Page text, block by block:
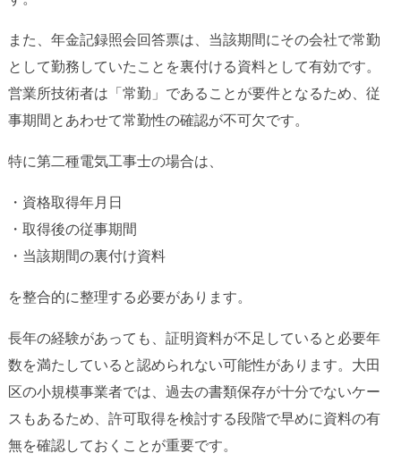
また、年金記録照会回答票は、当該期間にその会社で常勤
として勤務していたことを裏付ける資料として有効です。
営業所技術者は「常勤」であることが要件となるため、従
事期間とあわせて常勤性の確認が不可欠です。
特に第二種電気工事士の場合は、
・資格取得年月日
・取得後の従事期間
・当該期間の裏付け資料
を整合的に整理する必要があります。
長年の経験があっても、証明資料が不足していると必要年
数を満たしていると認められない可能性があります。大田
区の小規模事業者では、過去の書類保存が十分でないケー
スもあるため、許可取得を検討する段階で早めに資料の有
無を確認しておくことが重要です。